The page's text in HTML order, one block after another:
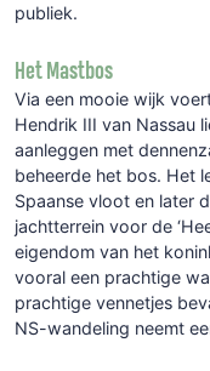
publiek.
Het Mastbos
Via een mooie wijk
Hendrik III van Nassau
aanleggen met
beheerde het bos. Het
Spaanse vloot en later
jachtterrein voor de
eigendom van het
vooral een prachtige
prachtige vennetjes
NS-wandeling neemt